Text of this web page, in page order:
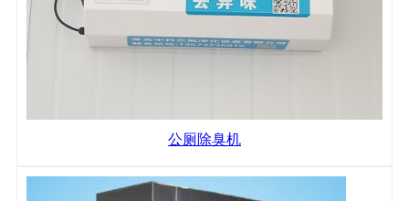
公厕除臭机